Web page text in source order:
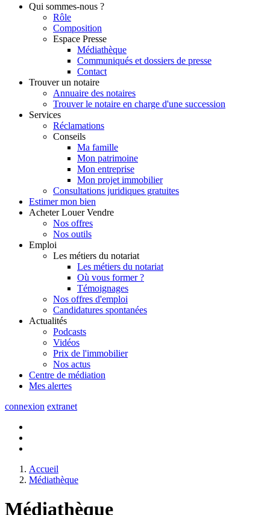
Qui sommes-nous ?
Rôle
Composition
Espace Presse
Médiathèque
Communiqués et dossiers de presse
Contact
Trouver un notaire
Annuaire des notaires
Trouver le notaire en charge d'une succession
Services
Réclamations
Conseils
Ma famille
Mon patrimoine
Mon entreprise
Mon projet immobilier
Consultations juridiques gratuites
Estimer mon bien
Acheter Louer Vendre
Nos offres
Nos outils
Emploi
Les métiers du notariat
Les métiers du notariat
Où vous former ?
Témoignages
Nos offres d'emploi
Candidatures spontanées
Actualités
Podcasts
Vidéos
Prix de l'immobilier
Nos actus
Centre de médiation
Mes alertes
connexion extranet
Accueil
Médiathèque
Médiathèque